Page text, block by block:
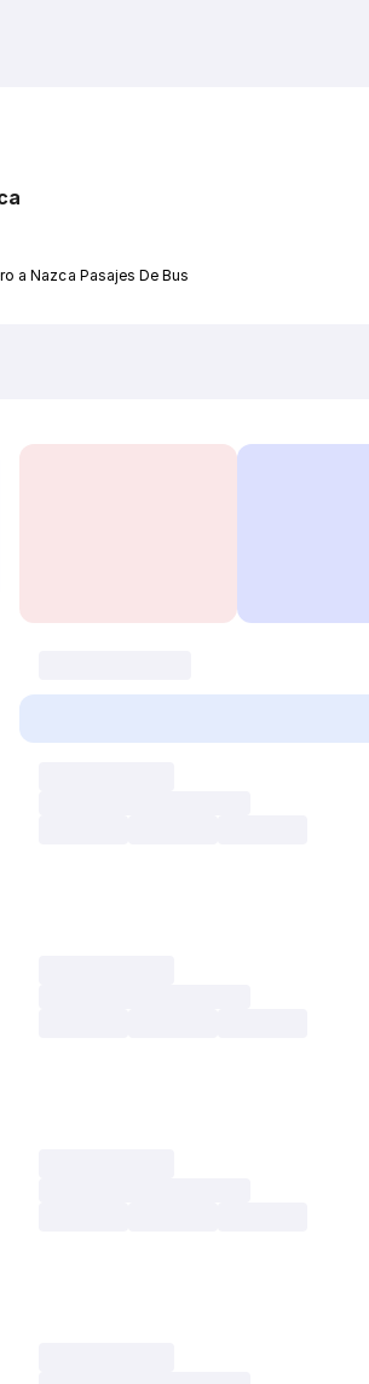
a Nazca Pasajes De Bus